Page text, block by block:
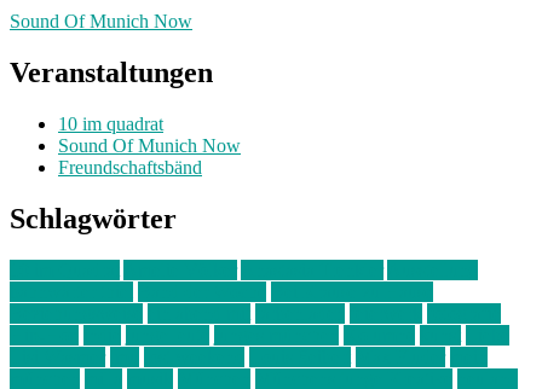
Sound Of Munich Now
Veranstaltungen
10 im quadrat
Sound Of Munich Now
Freundschaftsbänd
Schlagwörter